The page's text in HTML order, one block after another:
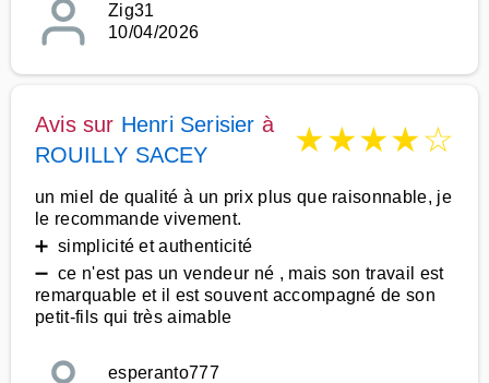
Zig31
10/04/2026
Avis sur Henri Serisier à
ROUILLY SACEY
★★★★☆
un miel de qualité à un prix plus que raisonnable, je
le recommande vivement.
➕ simplicité et authenticité
➖ ce n'est pas un vendeur né , mais son travail est
remarquable et il est souvent accompagné de son
petit-fils qui très aimable
esperanto777